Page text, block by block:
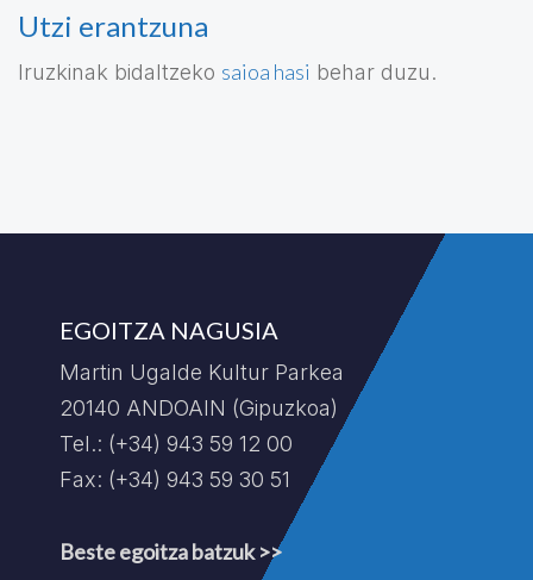
Utzi erantzuna
Iruzkinak bidaltzeko saioa hasi behar duzu.
EGOITZA NAGUSIA
Martin Ugalde Kultur Parkea
20140 ANDOAIN (Gipuzkoa)
Tel.: (+34) 943 59 12 00
Fax: (+34) 943 59 30 51
Beste egoitza batzuk >>